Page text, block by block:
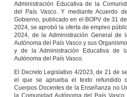
Administración Educativa de la
del País Vasco. Y mediante Acuerdo
Gobierno, publicado en el BOPV de 31
2024, se aprobó la oferta de empleo
2024, de la Administración General de
Autónoma del País Vasco y sus
y de la Administración Educativa de
Autónoma del País Vasco.
El Decreto Legislativo 4/2023, de 21 de
el que se aprueba el texto refundido
Cuerpos Docentes de la Enseñanza no
la Comunidad Autónoma del País